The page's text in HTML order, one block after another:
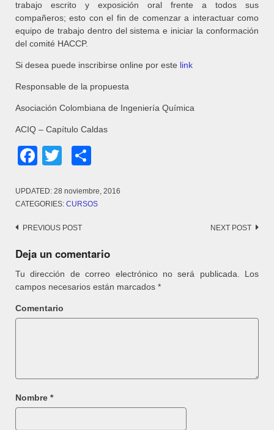
trabajo escrito y exposición oral frente a todos sus
compañeros; esto con el fin de comenzar a interactuar como
equipo de trabajo dentro del sistema e iniciar la conformación
del comité HACCP.
Si desea puede inscribirse online por este link
Responsable de la propuesta
Asociación Colombiana de Ingeniería Química
ACIQ – Capítulo Caldas
Facebook
Twitter
UPDATED: 28 noviembre, 2016
CATEGORIES: CURSOS
Post
navigation
PREVIOUS POST NEXT POST
Deja un comentario
Tu dirección de correo electrónico no será publicada.
Los
campos necesarios están marcados *
Comentario
Nombre *